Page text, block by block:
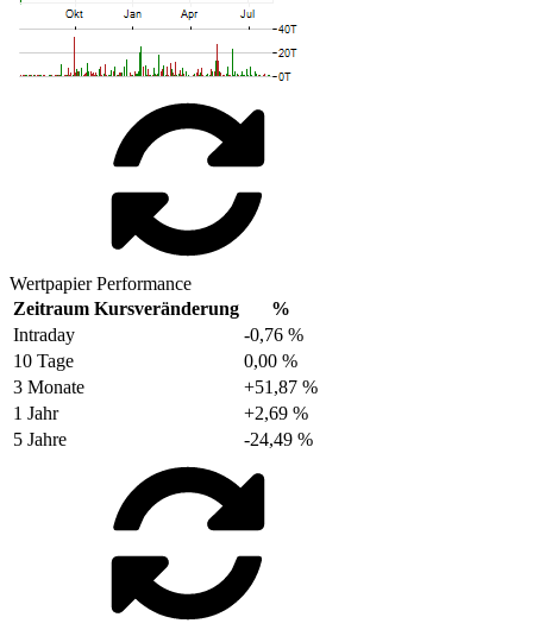
Wertpapier Performance
Zeitraum Kursveränderung
%
Intraday
-0,76 %
10 Tage
0,00 %
3 Monate
+51,87 %
1 Jahr
+2,69 %
5 Jahre
-24,49 %